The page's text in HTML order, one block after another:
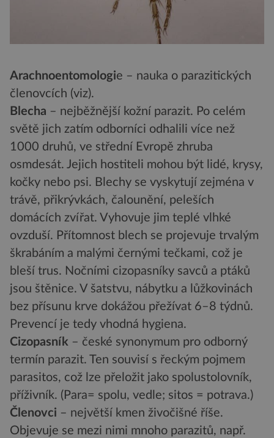
Arachnoentomologie – nauka o parazitických
členovcích (viz).
Blecha – nejběžnější kožní parazit. Po celém
světě jich zatím odborníci odhalili více než
1000 druhů, ve střední Evropě zhruba
osmdesát. Jejich hostiteli mohou být lidé, krysy,
kočky nebo psi. Blechy se vyskytují zejména v
trávě, přikrývkách, čalounění, peleších
domácích zvířat. Vyhovuje jim teplé vlhké
ovzduší. Přítomnost blech se projevuje trvalým
škrabáním a malými černými tečkami, což je
bleší trus. Nočními cizopasníky savců a ptáků
jsou štěnice. V šatstvu, nábytku a lůžkovinách
bez přísunu krve dokážou přežívat 6–8 týdnů.
Prevencí je tedy vhodná hygiena.
Cizopasník – české synonymum pro odborný
termín parazit. Ten souvisí s řeckým pojmem
parasitos, což lze přeložit jako spolustolovník,
příživník. (Para= spolu, vedle; sitos = potrava.)
Členovci – největší kmen živočišné říše.
Objevuje se mezi nimi mnoho parazitů, např.